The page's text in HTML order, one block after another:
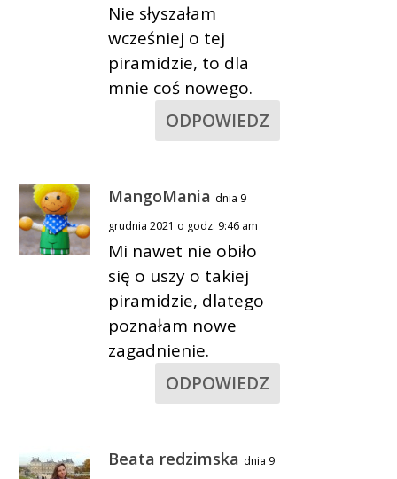
Nie słyszałam
wcześniej o tej
piramidzie, to dla
mnie coś nowego.
ODPOWIEDZ
MangoMania dnia 9
grudnia 2021 o godz. 9:46 am
Mi nawet nie obiło
się o uszy o takiej
piramidzie, dlatego
poznałam nowe
zagadnienie.
ODPOWIEDZ
Beata redzimska dnia 9